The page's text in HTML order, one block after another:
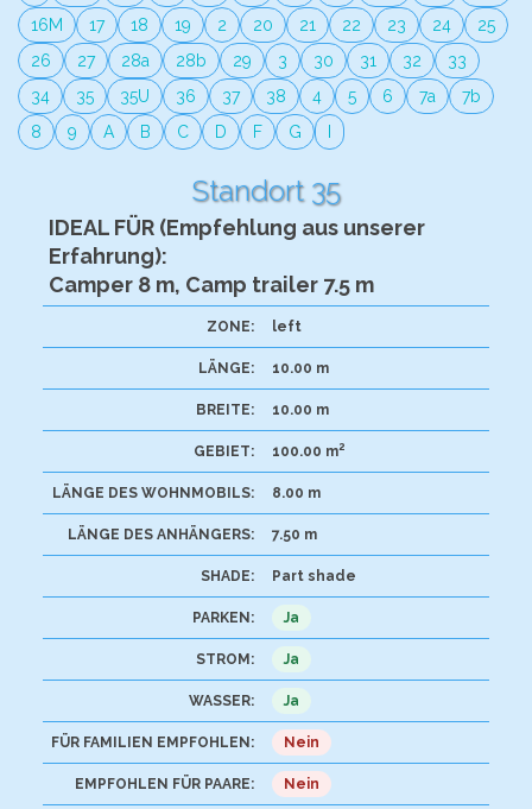
16M
17 18 19 2 20 21 22 23 24
25
26
27 28a 28b 29 3 30 31 32
33
34
35 35U 36 37 38 4 5 6 7a
7b
8
9 A B C D F G
Standort 35
IDEAL FÜR (Empfehlung aus unserer
Erfahrung):
Camper 8 m, Camp trailer 7.5 m
ZONE: left
LÄNGE: 10.00 m
BREITE: 10.00 m
GEBIET: 100.00 m2
LÄNGE DES WOHNMOBILS: 8.00 m
LÄNGE DES ANHÄNGERS: 7.50 m
SHADE: Part shade
PARKEN: Ja
STROM: Ja
WASSER: Ja
FÜR FAMILIEN EMPFOHLEN: Nein
EMPFOHLEN FÜR PAARE: Nein